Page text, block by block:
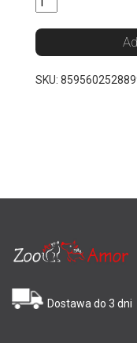
SKU:
Dostawa do 3 dni